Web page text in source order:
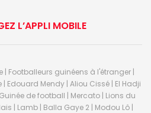
L’APPLI MOBILE
| Footballeurs guinéens à l'étranger |
Edouard Mendy | Aliou Cissé | El Hadji
de football | Mercato | Lions du
| Lamb | Balla Gaye 2 | Modou Lô |